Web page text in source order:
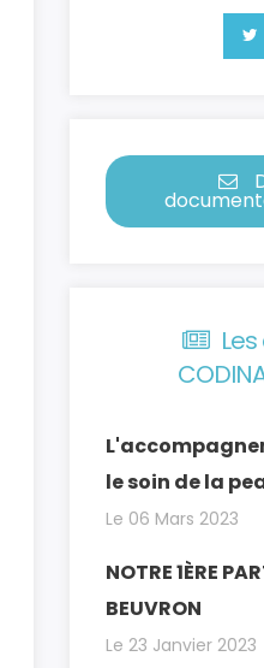
le soin de la
Le 06 Mars 2023
NOTRE 1ÈRE
BEUVRON
Le 23 Janvier 2023